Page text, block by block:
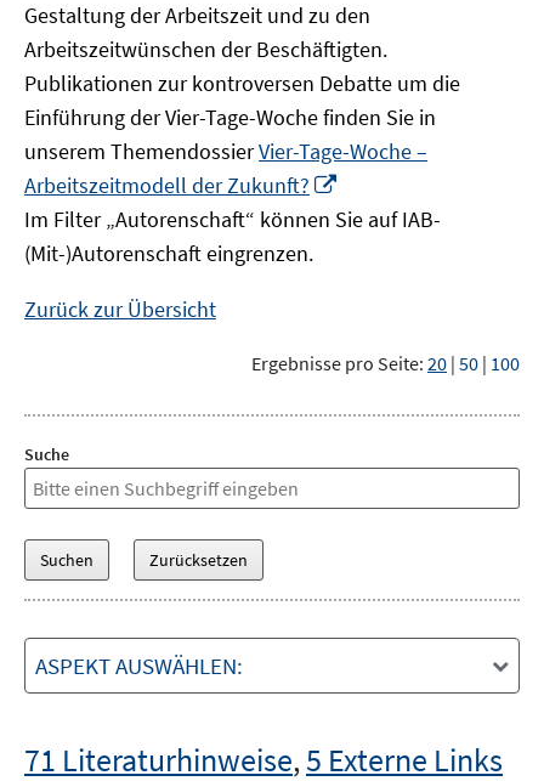
Gestaltung der Arbeitszeit und zu den
Arbeitszeitwünschen der Beschäftigten.
Publikationen zur kontroversen Debatte um die
Einführung der Vier-Tage-Woche finden Sie in
unserem ThemendossierVier-Tage-Woche –
Arbeitszeitmodell der Zukunft?
neuem
Im Filter „Autorenschaft“ können Sie auf IAB-
(Mit-)Autorenschaft eingrenzen.
Zurück zur Übersicht
Ergebnisse pro Seite: 20 | 50 | 100
Suche
ASPEKT AUSWÄHLEN:
71 Literaturhinweise,5 Externe Links